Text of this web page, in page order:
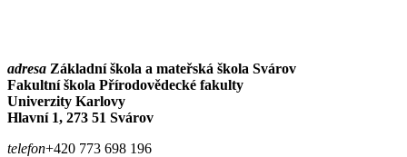
adresa Základní škola a mateřská škola Svárov
Fakultní škola Přírodovědecké fakulty
Univerzity Karlovy
Hlavní 1, 273 51 Svárov
telefon+420 773 698 196